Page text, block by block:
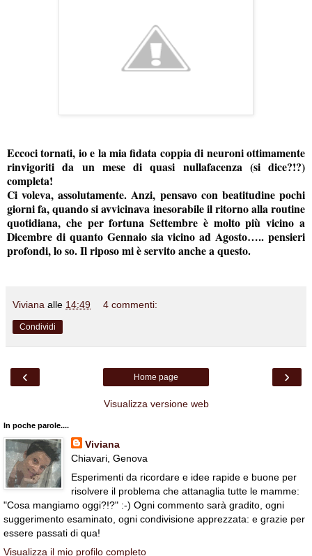
Eccoci tornati, io e la mia fidata coppia di neuroni ottimamente
rinvigoriti da un mese di quasi nullafacenza (si dice?!?)
completa!
Ci voleva, assolutamente. Anzi, pensavo con beatitudine pochi
giorni fa, quando si avvicinava inesorabile il ritorno alla routine
quotidiana, che per fortuna Settembre è molto più vicino a
Dicembre di quanto Gennaio sia vicino ad Agosto….. pensieri
profondi, lo so. Il riposo mi è servito anche a questo.
Viviana alle 14:49 4 commenti:
Condividi
‹ ›
Home page
Visualizza versione web
In poche parole....
Viviana
Chiavari, Genova
Esperimenti da ricordare e idee rapide e buone per
risolvere il problema che attanaglia tutte le mamme:
"Cosa mangiamo oggi?!?" :-) Ogni commento sarà gradito, ogni
suggerimento esaminato, ogni condivisione apprezzata: e grazie per
essere passati di qua!
Visualizza il mio profilo completo